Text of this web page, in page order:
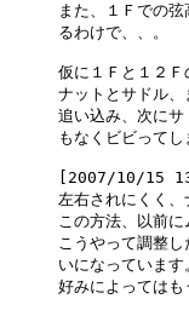
また、１Ｆでの
るわけで、、。
仮に１Ｆと１２Ｆ
ナットとサドル
追い込み、次にサ
もなくビビってし
[2007/10/15
左右されにくく、
この方法、以前に
こうやって調整
いになっています
好みによってはも